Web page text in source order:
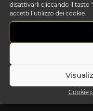
disattivarli cliccando il tasto
accetti l’utilizzo dei cookie.
Cookie